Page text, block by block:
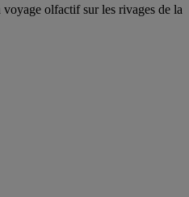
olfactif sur les rivages de la